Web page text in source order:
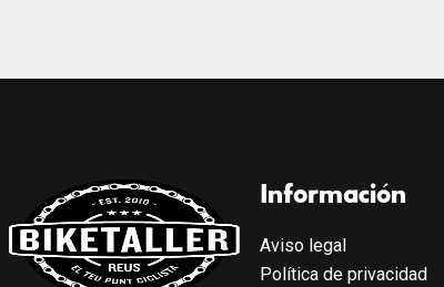
Información
Aviso legal
Política de privacidad